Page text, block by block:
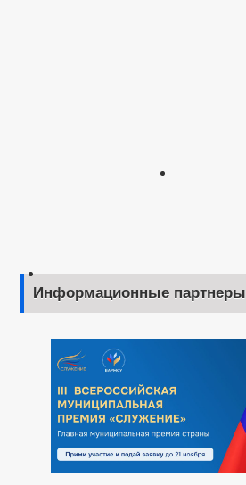
Информационные партнеры